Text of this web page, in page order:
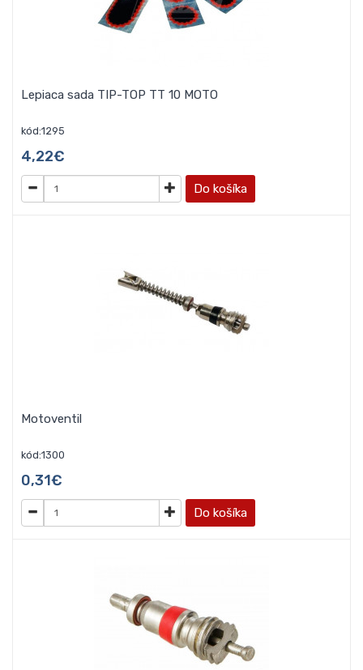
Lepiaca sada TIP-TOP TT 10 MOTO
kód:1295
4,22€
Do košíka
Motoventil
kód:1300
0,31€
Do košíka